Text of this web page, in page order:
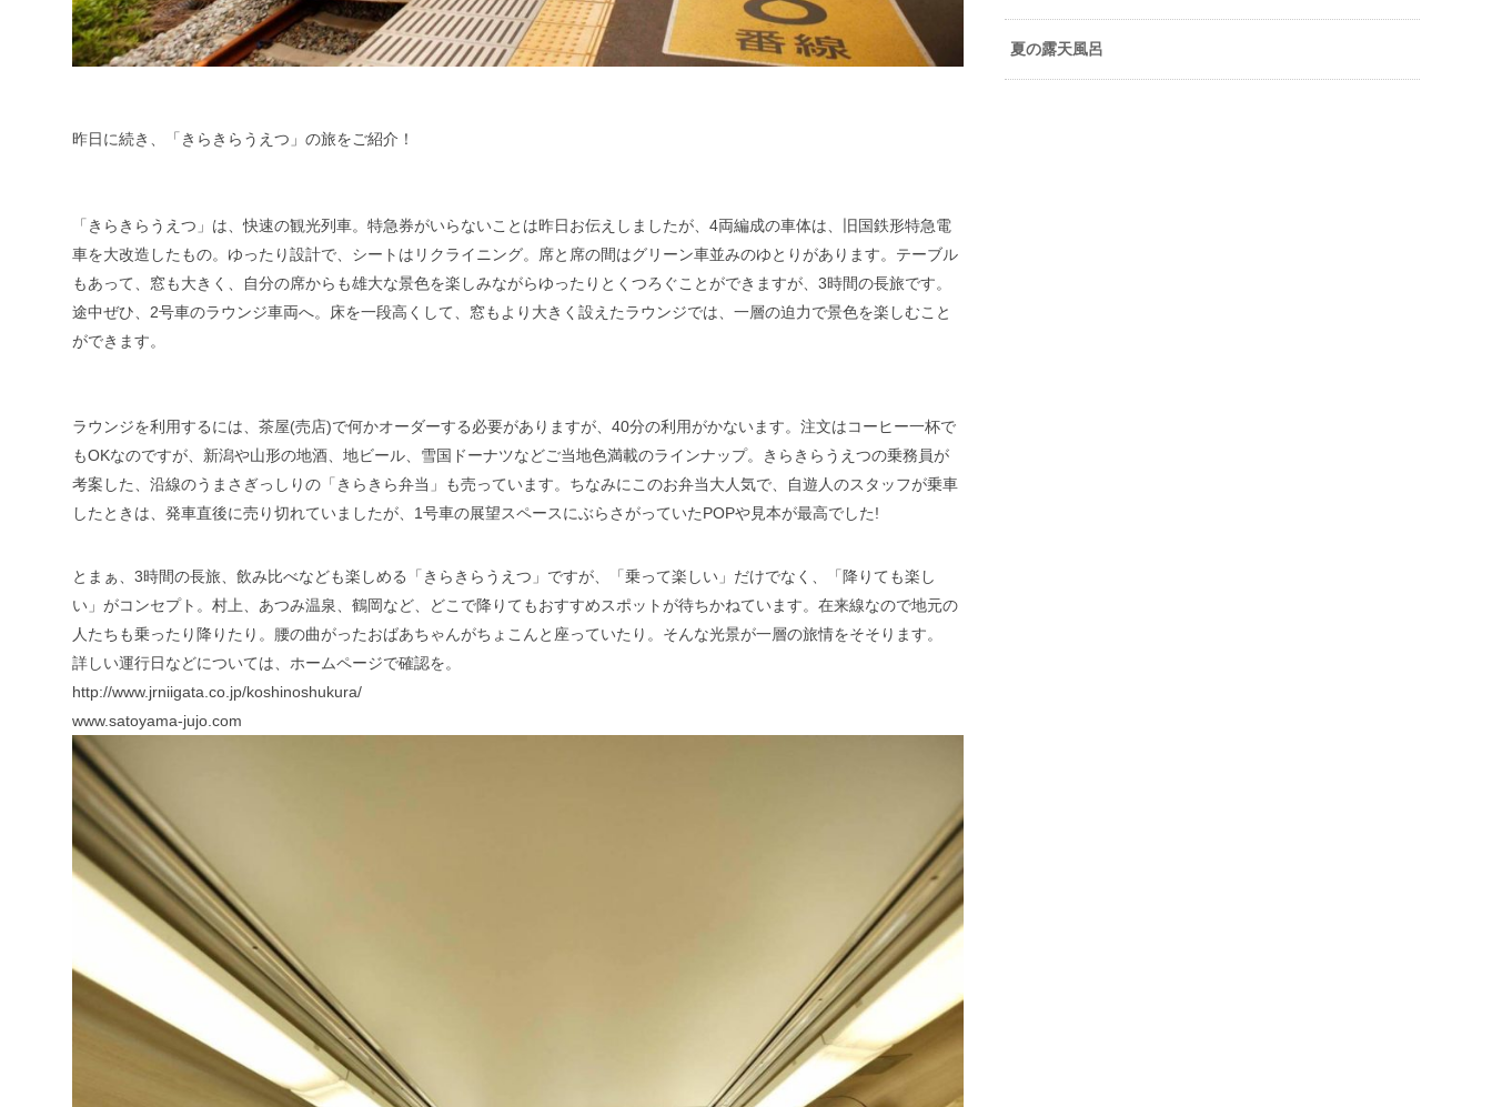
昨日に続き、「きらきらうえつ」の旅をご紹介！
「きらきらうえつ」は、快速の観光列車。特急券がいらないことは昨日お伝えしましたが、4両編成の車体は、旧国鉄形特急電
車を大改造したもの。ゆったり設計で、シートはリクライニング。席と席の間はグリーン車並みのゆとりがあります。テーブル
もあって、窓も大きく、自分の席からも雄大な景色を楽しみながらゆったりとくつろぐことができますが、3時間の長旅です。
途中ぜひ、2号車のラウンジ車両へ。床を一段高くして、窓もより大きく設えたラウンジでは、一層の迫力で景色を楽しむこと
ができます。
ラウンジを利用するには、茶屋(売店)で何かオーダーする必要がありますが、40分の利用がかないます。注文はコーヒー一杯で
もOKなのですが、新潟や山形の地酒、地ビール、雪国ドーナツなどご当地色満載のラインナップ。きらきらうえつの乗務員が
考案した、沿線のうまさぎっしりの「きらきら弁当」も売っています。ちなみにこのお弁当大人気で、自遊人のスタッフが乗車
したときは、発車直後に売り切れていましたが、1号車の展望スペースにぶらさがっていたPOPや見本が最高でした!
とまぁ、3時間の長旅、飲み比べなども楽しめる「きらきらうえつ」ですが、「乗って楽しい」だけでなく、「降りても楽し
い」がコンセプト。村上、あつみ温泉、鶴岡など、どこで降りてもおすすめスポットが待ちかねています。在来線なので地元の
人たちも乗ったり降りたり。腰の曲がったおばあちゃんがちょこんと座っていたり。そんな光景が一層の旅情をそそります。
詳しい運行日などについては、ホームページで確認を。
http://www.jrniigata.co.jp/koshinoshukura/
www.satoyama-jujo.com
夏の露天風呂